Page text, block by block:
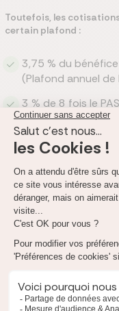
Toutefois, les
certain plafond :
3,75 % du
(Plafond annuel de
3 % de 8 fois le
global).
Il faut également savoir
être pris en compte, et
Attention : les
collaborateurs et
peuvent pas
Madelin !
Existe-t-il une
prévoyance pour